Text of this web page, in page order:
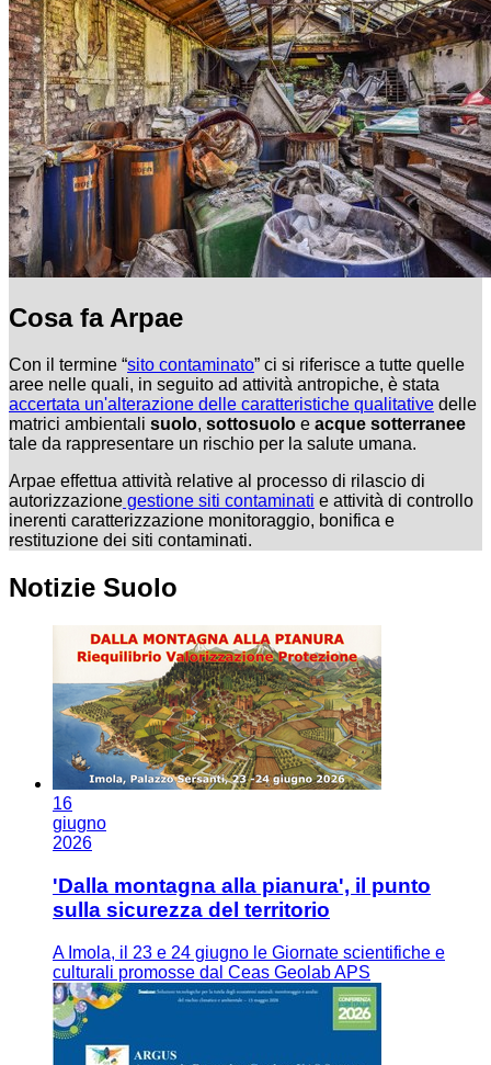
Cosa fa Arpae
Con il termine “sito contaminato” ci si riferisce a tutte quelle
aree nelle quali, in seguito ad attività antropiche, è stata
accertata un'alterazione delle caratteristiche qualitative delle
matrici ambientali suolo, sottosuolo e acque sotterranee
tale da rappresentare un rischio per la salute umana.
Arpae effettua attività relative al processo di rilascio di
autorizzazione gestione siti contaminati e attività di controllo
inerenti caratterizzazione monitoraggio, bonifica e
restituzione dei siti contaminati.
Notizie Suolo
16
giugno
2026
'Dalla montagna alla pianura', il punto
sulla sicurezza del territorio
A Imola, il 23 e 24 giugno le Giornate scientifiche e
culturali promosse dal Ceas Geolab APS